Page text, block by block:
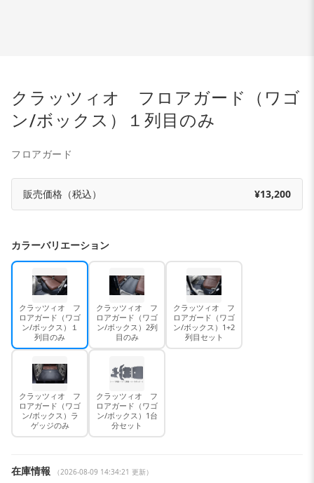
クラッツィオ フロアガード（ワゴ
ン/ボックス）１列目のみ
フロアガード
販売価格（税込） ¥13,200
カラーバリエーション
クラッツィオ フ
ロアガード（ワゴ
ン/ボックス）１
列目のみ
クラッツィオ フ
ロアガード（ワゴ
ン/ボックス）2列
目のみ
クラッツィオ フ
ロアガード（ワゴ
ン/ボックス）1+2
列目セット
クラッツィオ フ
ロアガード（ワゴ
ン/ボックス）ラ
ゲッジのみ
クラッツィオ フ
ロアガード（ワゴ
ン/ボックス）1台
分セット
在庫情報 （2026-08-09 14:34:21 更新）